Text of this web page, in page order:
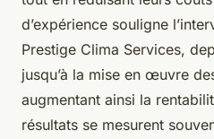
d’expérience souligne
Prestige Clima Services,
jusqu’à la mise en œuvre
augmentant ainsi la
résultats se mesurent